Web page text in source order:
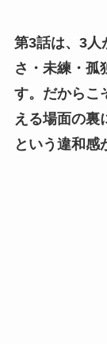
第3話は、3人
さ・未練・孤
す。 だからこ
える場面の裏
という違和感